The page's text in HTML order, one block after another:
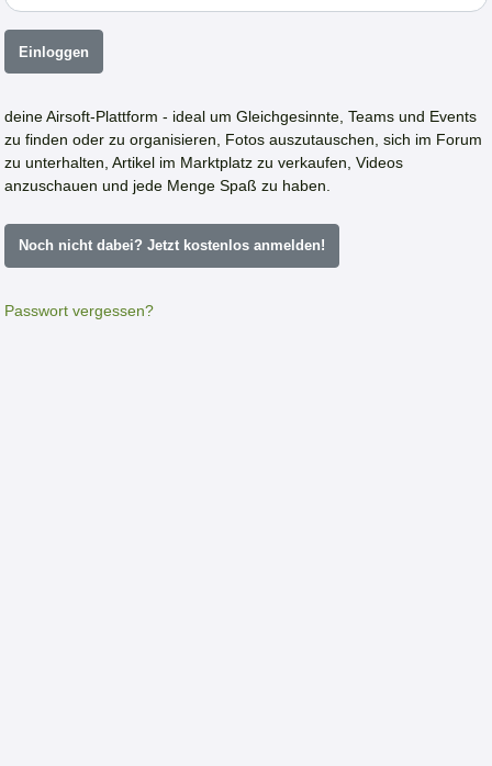
Einloggen
deine Airsoft-Plattform - ideal um Gleichgesinnte, Teams und Events
zu finden oder zu organisieren, Fotos auszutauschen, sich im Forum
zu unterhalten, Artikel im Marktplatz zu verkaufen, Videos
anzuschauen und jede Menge Spaß zu haben.
Noch nicht dabei? Jetzt kostenlos anmelden!
Passwort vergessen?